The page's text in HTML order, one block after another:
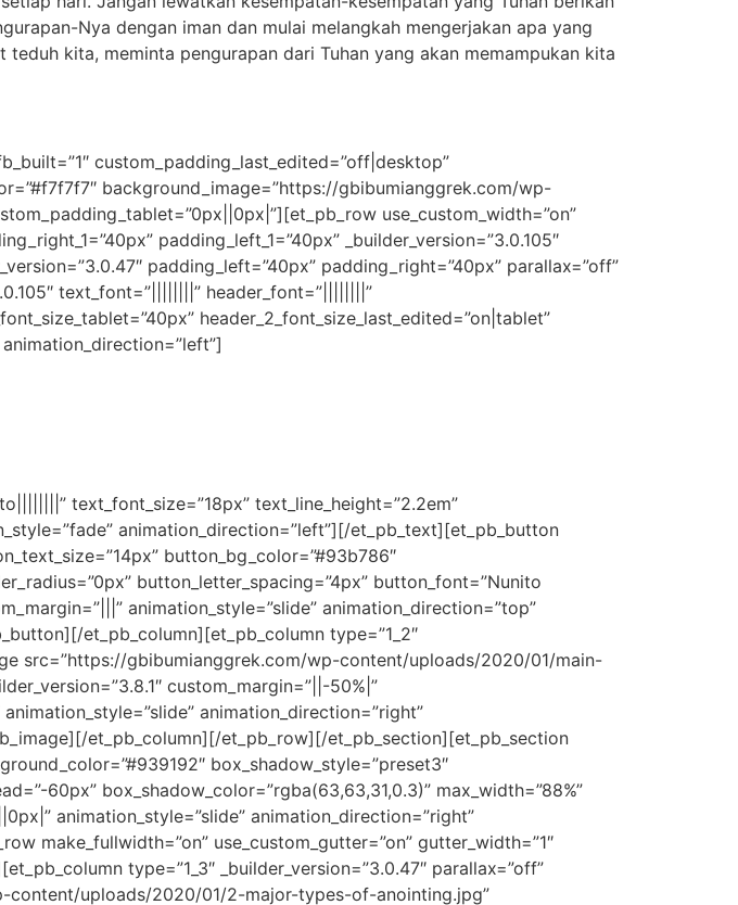
Nya dengan iman dan mulai melangkah mengerjakan apa yang
kita, meminta pengurapan dari Tuhan yang akan memampukan kita
custom_padding_last_edited=”off|desktop”
background_image=”https://gbibumianggrek.com/wp-
use_custom_width=”on”
padding_left_1=”40px” _builder_version=”3.0.105″
padding_left=”40px” padding_right=”40px” parallax=”off”
text_font=”||||||||” header_font=”||||||||”
header_2_font_size_last_edited=”on|tablet”
text_font_size=”18px” text_line_height=”2.2em”
animation_direction=”left”][/et_pb_text][et_pb_button
button_bg_color=”#93b786″
button_letter_spacing=”4px” button_font=”Nunito
animation_style=”slide” animation_direction=”top”
et_pb_column][et_pb_column type=”1_2″
src=”https://gbibumianggrek.com/wp-content/uploads/2020/01/main-
custom_margin=”||-50%|”
animation_direction=”right”
et_pb_column][/et_pb_row][/et_pb_section][et_pb_section
box_shadow_style=”preset3″
60px” box_shadow_color=”rgba(63,63,31,0.3)” max_width=”88%”
animation_style=”slide” animation_direction=”right”
make_fullwidth=”on” use_custom_gutter=”on” gutter_width=”1″
type=”1_3″ _builder_version=”3.0.47″ parallax=”off”
content/uploads/2020/01/2-major-types-of-anointing.jpg”